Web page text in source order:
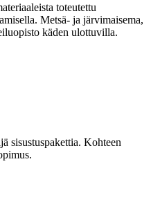
toteutettu
Metsä- ja järvimaisema,
käden ulottuvilla.
sisustuspakettia. Kohteen